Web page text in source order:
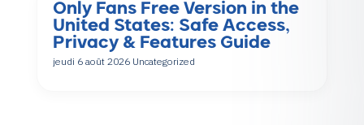
Only Fans Free Version in the
United States: Safe Access,
Privacy & Features Guide
jeudi 6 août 2026 Uncategorized